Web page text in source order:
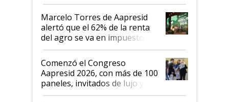
"Los veo más motivados"
Marcelo Torres de Aapresid
alertó que el 62% de la renta
del agro se va en impuestos:
"No es bueno que en
Argentina se sigan discutiendo
las mismas cosas de hace 50
años"
Comenzó el Congreso
Aapresid 2026, con más de 100
paneles, invitados de lujo y
todas las tendencias